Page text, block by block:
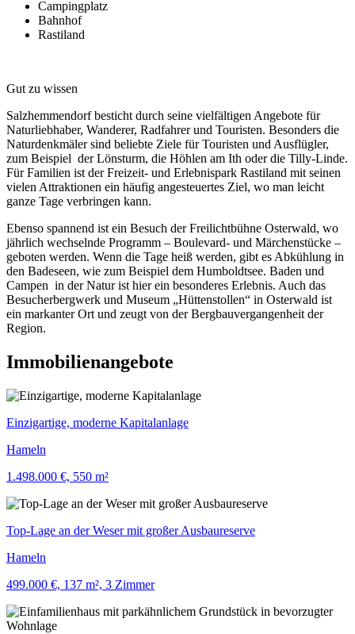
Campingplatz
Bahnhof
Rastiland
Gut zu wissen
Salzhemmendorf besticht durch seine vielfältigen Angebote für
Naturliebhaber, Wanderer, Radfahrer und Touristen. Besonders die
Naturdenkmäler sind beliebte Ziele für Touristen und Ausflügler,
zum Beispiel der Lönsturm, die Höhlen am Ith oder die Tilly-Linde.
Für Familien ist der Freizeit- und Erlebnispark Rastiland mit seinen
vielen Attraktionen ein häufig angesteuertes Ziel, wo man leicht
ganze Tage verbringen kann.
Ebenso spannend ist ein Besuch der Freilichtbühne Osterwald, wo
jährlich wechselnde Programm – Boulevard- und Märchenstücke –
geboten werden. Wenn die Tage heiß werden, gibt es Abkühlung in
den Badeseen, wie zum Beispiel dem Humboldtsee. Baden und
Campen in der Natur ist hier ein besonderes Erlebnis. Auch das
Besucherbergwerk und Museum „Hüttenstollen“ in Osterwald ist
ein markanter Ort und zeugt von der Bergbauvergangenheit der
Region.
Immobilienangebote
Einzigartige, moderne Kapitalanlage
Hameln
1.498.000 €, 550 m²
Top-Lage an der Weser mit großer Ausbaureserve
Hameln
499.000 €, 137 m², 3 Zimmer